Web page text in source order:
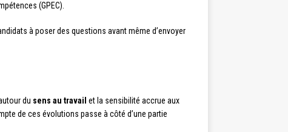
(GPEC).
à poser des questions avant même d’envoyer
du sens au travail et la sensibilité accrue aux
de ces évolutions passe à côté d’une partie